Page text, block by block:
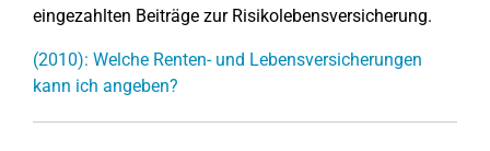
eingezahlten Beiträge zur Risikolebensversicherung.
(2010): Welche Renten- und Lebensversicherungen
kann ich angeben?